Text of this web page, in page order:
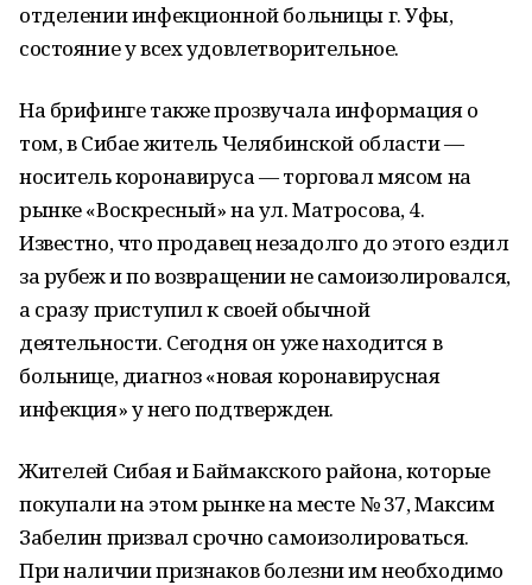
отделении инфекционной больницы г. Уфы,
состояние у всех удовлетворительное.
На брифинге также прозвучала информация о
том, в Сибае житель Челябинской области —
носитель коронавируса — торговал мясом на
рынке «Воскресный» на ул. Матросова, 4.
Известно, что продавец незадолго до этого ездил
за рубеж и по возвращении не самоизолировался,
а сразу приступил к своей обычной
деятельности. Сегодня он уже находится в
больнице, диагноз «новая коронавирусная
инфекция» у него подтвержден.
Жителей Сибая и Баймакского района, которые
покупали на этом рынке на месте № 37, Максим
Забелин призвал срочно самоизолироваться.
При наличии признаков болезни им необходимо